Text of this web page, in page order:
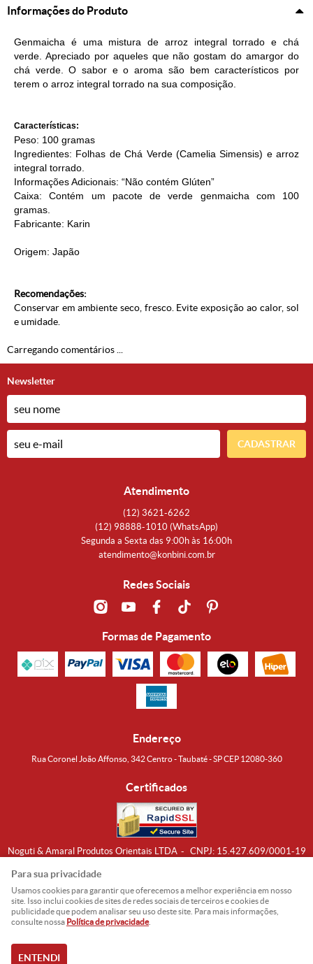
Informações do Produto
Genmaicha é uma mistura de arroz integral torrado e chá
verde. Apreciado por aqueles que não gostam do amargor do
chá verde. O sabor e o aroma são bem característicos por
terem o arroz integral torrado na sua composição.
Características:
Peso: 100 gramas
Ingredientes: Folhas de Chá Verde (Camelia Simensis) e arroz
integral torrado.
Informações Adicionais: “Não contém Glúten”
Caixa: Contém um pacote de verde genmaicha com 100
gramas.
Fabricante: Karin
Origem: Japão
Recomendações:
Conservar em ambiente seco, fresco. Evite exposição ao calor, sol
e umidade.
Carregando comentários ...
Newsletter
CADASTRAR
Atendimento
(12) 3621-6262
(12) 98888-1010 (WhatsApp)
Segunda a Sexta das 9:00h às 16:00h
atendimento@konbini.com.br
Redes Sociais
Formas de Pagamento
Endereço
Rua Coronel João Affonso, 342 Centro - Taubaté - SP CEP 12080-360
Certificados
Noguti & Amaral Produtos Orientais LTDA CNPJ: 15.427.609/0001-19
Para sua privacidade
Usamos cookies para garantir que oferecemos a melhor experiência em nosso
site. Isso inclui cookies de sites de redes sociais de terceiros e cookies de
publicidade que podem analisar seu uso deste site. Para mais informações,
consulte nossa Política de privacidade.
ENTENDI